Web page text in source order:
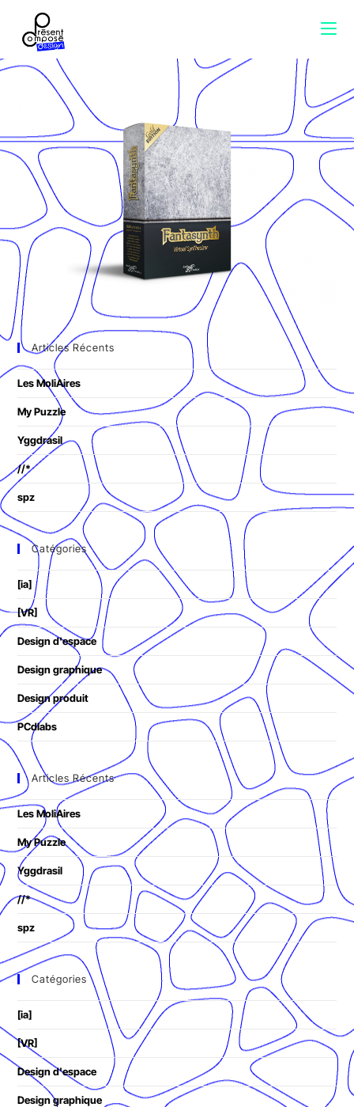
Articles Récents
Les MoliAires
My Puzzle
Yggdrasil
//*
spz
Catégories
[ia]
[VR]
Design d'espace
Design graphique
Design produit
PCdlabs
Articles Récents
Les MoliAires
My Puzzle
Yggdrasil
//*
spz
Catégories
[ia]
[VR]
Design d'espace
Design graphique